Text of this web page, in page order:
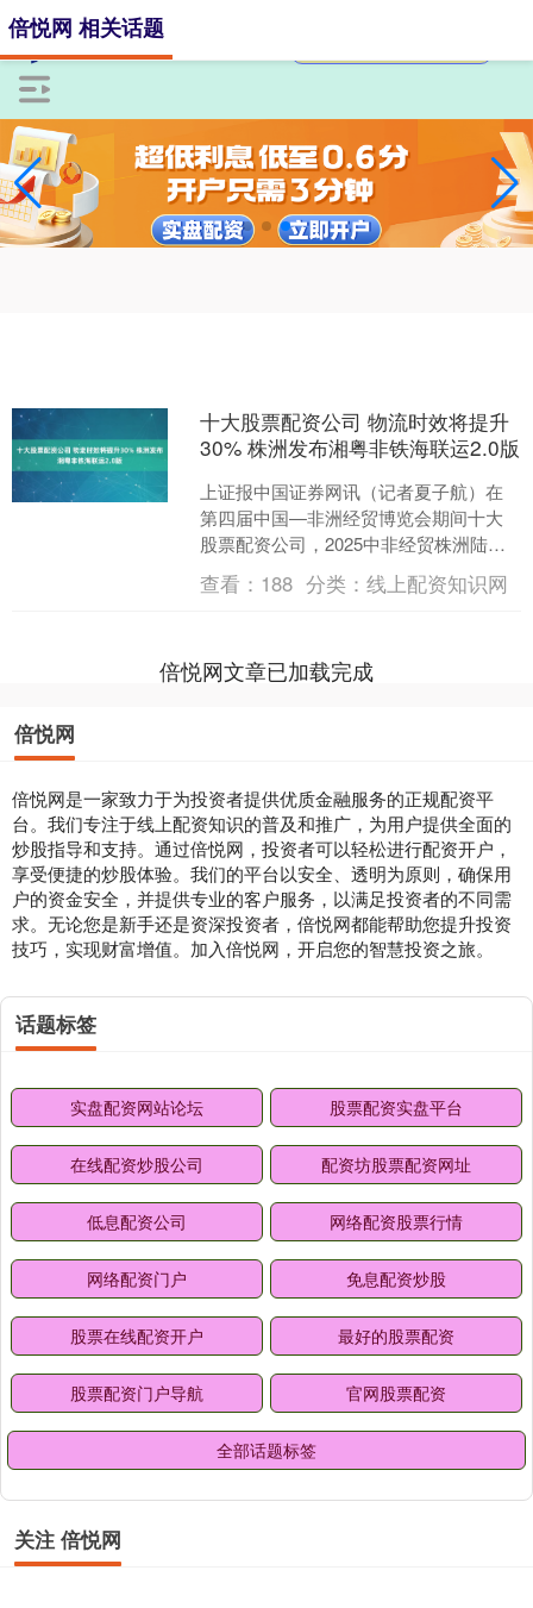
倍悦网 相关话题
十大股票配资公司 物流时效将提升
30% 株洲发布湘粤非铁海联运2.0版
上证报中国证券网讯（记者夏子航）在
第四届中国—非洲经贸博览会期间十大
股票配资公司，2025中非经贸株洲陆港
合作交流活动在湖南株洲举行。在活动
上，株洲市城发集团推....
查看： 188 分类：线上配资知识网
倍悦网文章已加载完成
倍悦网
倍悦网是一家致力于为投资者提供优质金融服务的正规配资平
台。我们专注于线上配资知识的普及和推广，为用户提供全面的
炒股指导和支持。通过倍悦网，投资者可以轻松进行配资开户，
享受便捷的炒股体验。我们的平台以安全、透明为原则，确保用
户的资金安全，并提供专业的客户服务，以满足投资者的不同需
求。无论您是新手还是资深投资者，倍悦网都能帮助您提升投资
技巧，实现财富增值。加入倍悦网，开启您的智慧投资之旅。
话题标签
实盘配资网站论坛 股票配资实盘平台
在线配资炒股公司 配资坊股票配资网址
低息配资公司 网络配资股票行情
网络配资门户 免息配资炒股
股票在线配资开户 最好的股票配资
股票配资门户导航 官网股票配资
全部话题标签
关注 倍悦网